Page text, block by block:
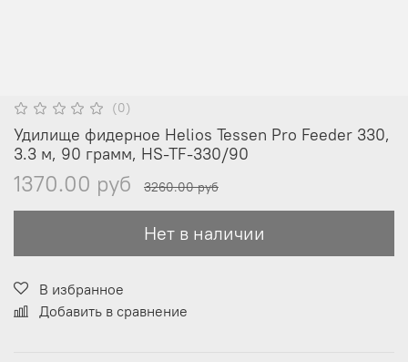
(0)
Удилище фидерное Helios Tessen Pro Feeder 330,
3.3 м, 90 грамм, HS-TF-330/90
1370.00 руб 3260.00 руб
Нет в наличии
В избранное
Добавить в сравнение